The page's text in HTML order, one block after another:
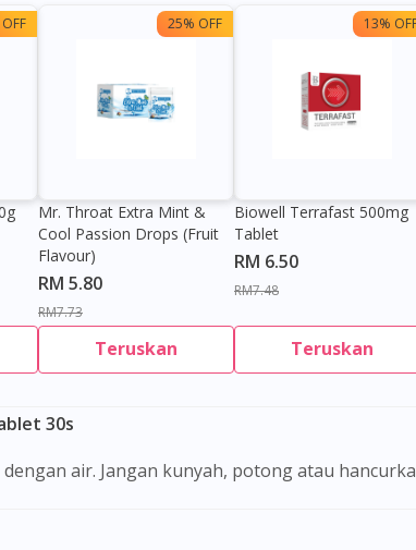
25% OFF
Mr. Throat Extra Mint &
Cool Passion Drops (Fruit
Flavour)
RM 5.80
RM7.73
Teruskan
13%
Biowell Terrafast 500mg
Tablet
RM 6.50
RM7.48
Teruskan
30s
air. Jangan kunyah, potong atau